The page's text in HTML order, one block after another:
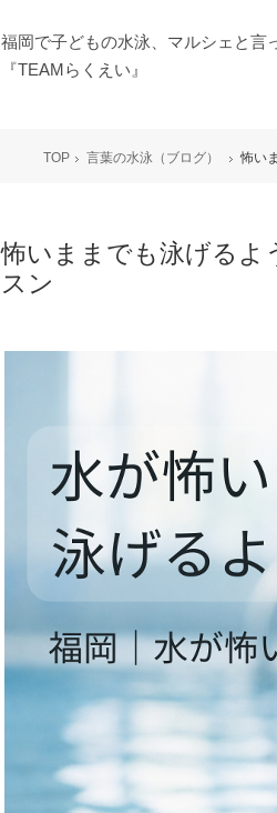
福岡で子どもの水泳、マルシェと言
『TEAMらくえい』
TOP 言葉の水泳（ブログ） 怖い
怖いままでも泳げるよ
スン